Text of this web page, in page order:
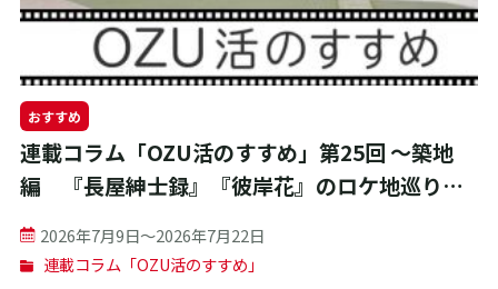
おすすめ
連載コラム「OZU活のすすめ」第25回 ～築地
編 『長屋紳士録』『彼岸花』のロケ地巡りと
小津安二郎の思い出を辿る街歩き～
2026年7月9日〜2026年7月22日
連載コラム「OZU活のすすめ」